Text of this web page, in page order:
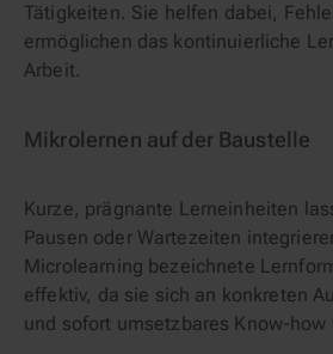
Tätigkeiten. Sie helfen dabei,
ermöglichen das kontinuierliche
Arbeit.
Mikrolernen auf der Baustelle
Kurze, prägnante Lerneinheiten
Pausen oder Wartezeiten
Microlearning bezeichnete
effektiv, da sie sich an konkreten
und sofort umsetzbares Know-how